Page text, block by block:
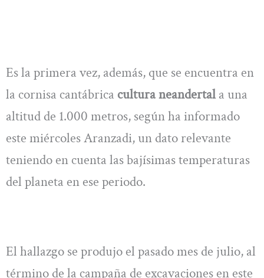
Es la primera vez, además, que se encuentra en
la cornisa cantábrica cultura neandertal a una
altitud de 1.000 metros, según ha informado
este miércoles Aranzadi, un dato relevante
teniendo en cuenta las bajísimas temperaturas
del planeta en ese periodo.
El hallazgo se produjo el pasado mes de julio, al
término de la campaña de excavaciones en este